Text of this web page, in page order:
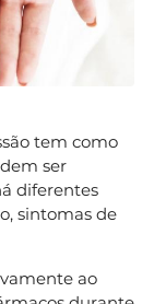
tem como
ser
diferentes
sintomas de
ao